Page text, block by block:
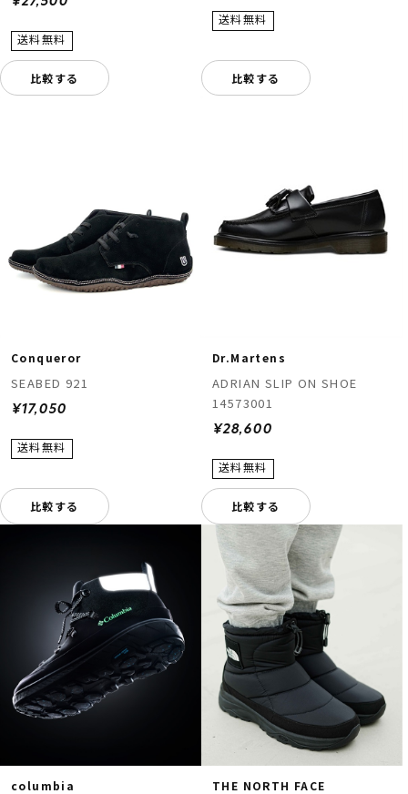
比較する 比較する
Conqueror
SEABED 921
¥17,050
比較する
Dr.Martens
ADRIAN SLIP ON SHOE
14573001
¥28,600
比較する
columbia THE NORTH FACE